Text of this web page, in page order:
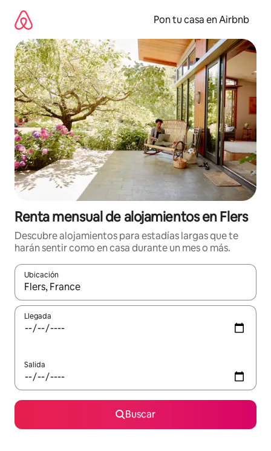
contenido
Pon tu casa en Airbnb
Renta mensual de alojamientos en Flers
Descubre alojamientos para estadías largas que te
harán sentir como en casa durante un mes o más.
Ubicación
Cuando los resultados estén disponibles, navega con las
Llegada
Salida
Buscar